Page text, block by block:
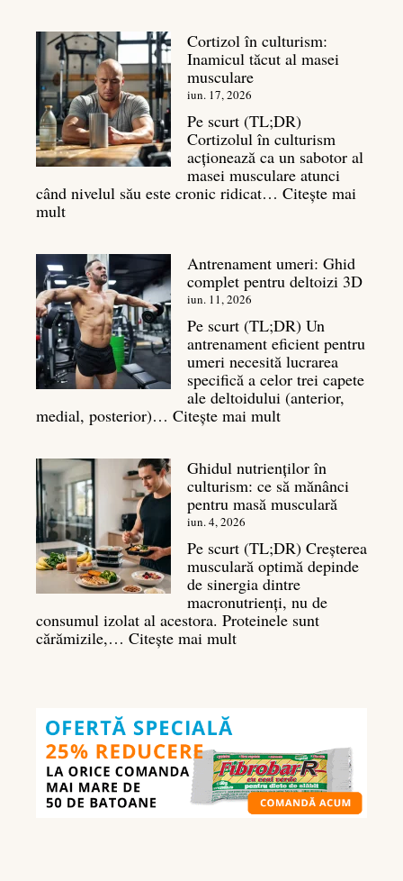
Top
7
mișcări
pentru
un
spate
masiv
Cortizol în culturism:
Inamicul tăcut al masei
musculare
iun. 17, 2026
Pe scurt (TL;DR)
Cortizolul în culturism
acționează ca un sabotor al
masei musculare atunci
când nivelul său este cronic ridicat… Citește mai
mult:
culturism:
Inamicul
tăcut
al
masei
musculare
Antrenament umeri: Ghid
complet pentru deltoizi 3D
iun. 11, 2026
Pe scurt (TL;DR) Un
antrenament eficient pentru
umeri necesită lucrarea
specifică a celor trei capete
ale deltoidului (anterior,
medial, posterior)… Citește mai mult:
Ghid
complet
pentru
3D
Ghidul nutrienților în
culturism: ce să mănânci
pentru masă musculară
iun. 4, 2026
Pe scurt (TL;DR) Creșterea
musculară optimă depinde
de sinergia dintre
macronutrienți, nu de
consumul izolat al acestora. Proteinele sunt
cărămizile,… Citește mai mult:
mănânci
pentru
masă
musculară